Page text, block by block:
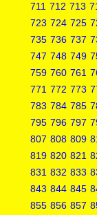
711 712 713
723 724 725
735 736 737
747 748 749
759 760 761
771 772 773
783 784 785
795 796 797
807 808 809
819 820 821
831 832 833
843 844 845
855 856 857